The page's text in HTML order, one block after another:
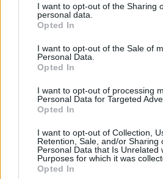
de su consentimiento, pero usted
rechazar tal procesamiento. Sus
cualquier momento entrando de
visitando nuestra política de
I want to opt-out of the Sharing
personal data.
Opted In
I want to opt-out of the Sale of
Personal Data.
Opted In
I want to opt-out of processing
Personal Data for Targeted
Opted In
I want to opt-out of Collection,
Retention, Sale, and/or Sharing
Personal Data that Is Unrelated
Purposes for which it was
Opted In